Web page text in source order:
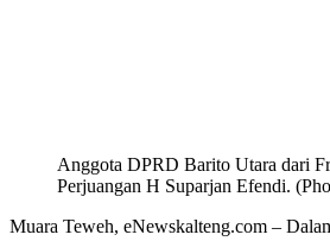
Anggota DPRD Barito Utara dari
Perjuangan H Suparjan Efendi.
Muara Teweh, eNewskalteng.com –